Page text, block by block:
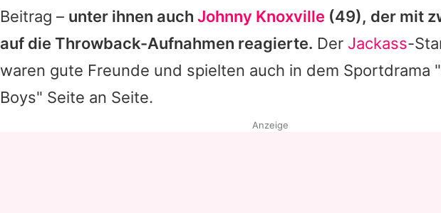
Beitrag – unter ihnen auch Johnny Knoxville (49), der mit
auf die Throwback-Aufnahmen reagierte. Der Jackass-
waren gute Freunde und spielten auch in dem Sportdrama
Boys" Seite an Seite.
Anzeige